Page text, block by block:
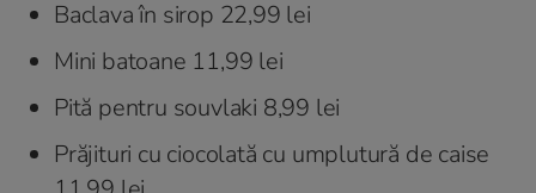
Baclava în sirop 22,99 lei
Mini batoane 11,99 lei
Pită pentru souvlaki 8,99 lei
Prăjituri cu ciocolată cu umplutură de caise